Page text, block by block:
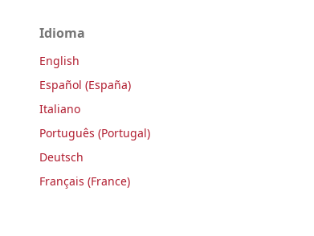
Idioma
English
Español (España)
Italiano
Português (Portugal)
Deutsch
Français (France)